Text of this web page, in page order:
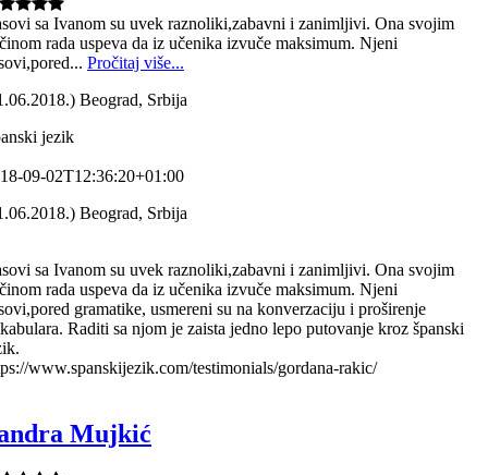
sa Ivanom su uvek raznoliki,zabavni i zanimljivi. Ona svojim
rada uspeva da iz učenika izvuče maksimum. Njeni
Pročitaj više...
Beograd, Srbija
jezik
09-02T12:36:20+01:00
Beograd, Srbija
sa Ivanom su uvek raznoliki,zabavni i zanimljivi. Ona svojim
rada uspeva da iz učenika izvuče maksimum. Njeni
gramatike, usmereni su na konverzaciju i proširenje
Raditi sa njom je zaista jedno lepo putovanje kroz španski
www.spanskijezik.com/testimonials/gordana-rakic/
Mujkić